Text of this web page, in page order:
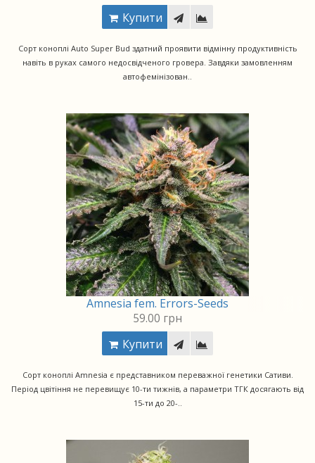
Купити
Сорт коноплі Auto Super Bud здатний проявити відмінну продуктивність
навіть в руках самого недосвідченого гровера. Завдяки замовленням
автофемінізован..
Amnesia fem. Errors-Seeds
59.00 грн
Купити
Сорт коноплі Amnesia є представником переважної генетики Сативи.
Період цвітіння не перевищує 10-ти тижнів, а параметри ТГК досягають від
15-ти до 20-..